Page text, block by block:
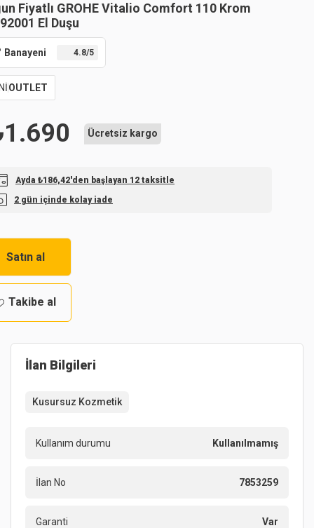
Fiyatlı GROHE Vitalio Comfort 110 Krom
El Duşu
Banayeni 4.8/5
OUTLET
1.690 Ücretsiz kargo
Ayda ₺186,42'den başlayan 12 taksitle
2 gün içinde kolay iade
Satın al
Takibe al
İlan Bilgileri
Kusursuz Kozmetik
Kullanım durumu Kullanılmamış
İlan No 7853259
Garanti Var